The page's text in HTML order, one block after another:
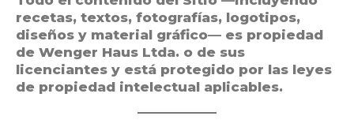
recetas, textos, fotografías, logotipos,
diseños y material gráfico— es propiedad
de Wenger Haus Ltda. o de sus
licenciantes y está protegido por las leyes
de propiedad intelectual aplicables.